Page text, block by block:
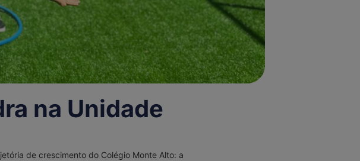
na Unidade
de crescimento do Colégio Monte Alto: a